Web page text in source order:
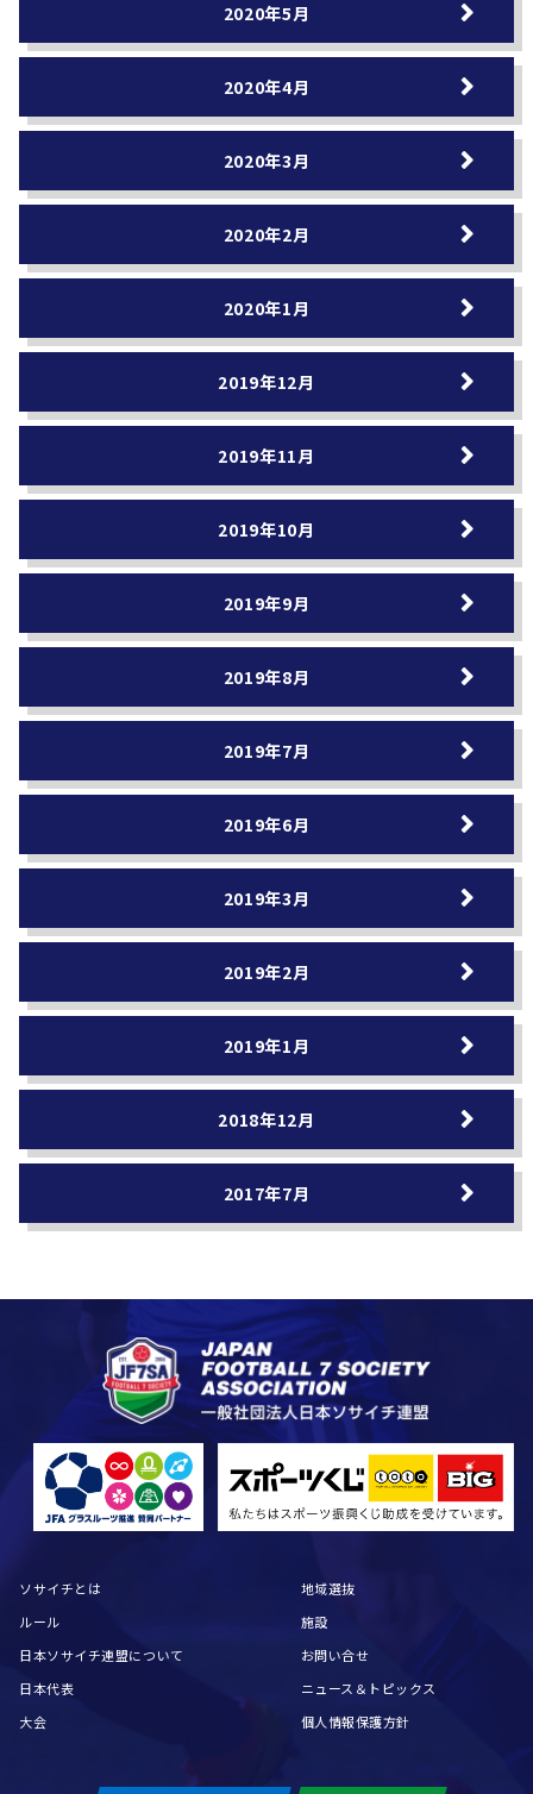
2020年5月
2020年4月
2020年3月
2020年2月
2020年1月
2019年12月
2019年11月
2019年10月
2019年9月
2019年8月
2019年7月
2019年6月
2019年3月
2019年2月
2019年1月
2018年12月
2017年7月
ソサイチとは
ルール
日本ソサイチ連盟について
日本代表
大会
地域選抜
施設
お問い合せ
ニュース＆トピックス
個人情報保護方針